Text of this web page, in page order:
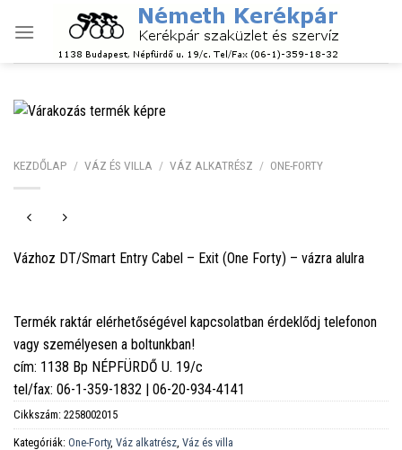
KEZDŐLAP / VÁZ ÉS VILLA / VÁZ ALKATRÉSZ / ONE-FORTY
Vázhoz DT/Smart Entry Cabel – Exit (One Forty) – vázra alulra
Termék raktár elérhetőségével kapcsolatban érdeklődj telefonon
vagy személyesen a boltunkban!
cím: 1138 Bp NÉPFÜRDŐ U. 19/c
tel/fax: 06-1-359-1832 | 06-20-934-4141
Cikkszám: 2258002015
Kategóriák: One-Forty, Váz alkatrész Váz és villa